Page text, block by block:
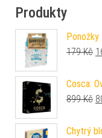
Produkty
179Kč
Cosca:
899Kč
Chytrý